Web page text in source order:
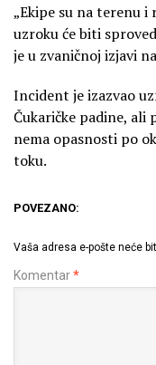
„Ekipe su na terenu i
uzroku će biti
je u zvaničnoj izjavi
Incident je izazvao
Čukaričke padine, ali
nema opasnosti po
toku.
POVEZANO:
Vaša adresa e-pošte neće
Komentar*